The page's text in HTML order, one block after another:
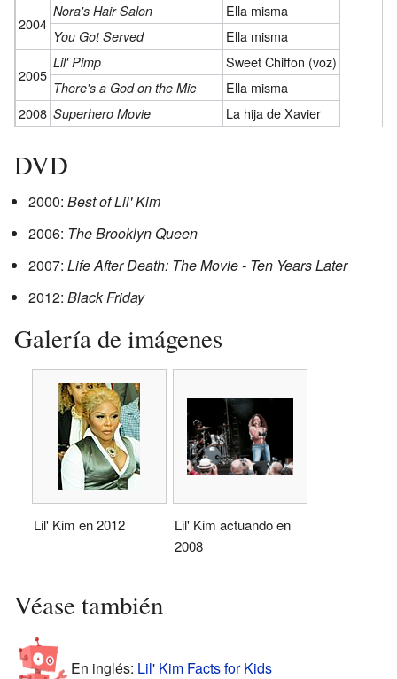
2004
Nora's Hair Salon Ella misma
You Got Served Ella misma
2005
Lil' Pimp Sweet Chiffon (voz)
There's a God on the Mic
Ella misma
2008 Superhero Movie La hija de Xavier
DVD
2000: Best of Lil' Kim
2006: The Brooklyn Queen
2007: Life After Death: The Movie - Ten Years Later
2012: Black Friday
Galería de imágenes
Lil' Kim en 2012
Lil' Kim actuando en
2008
Véase también
En inglés: Lil' Kim Facts for Kids